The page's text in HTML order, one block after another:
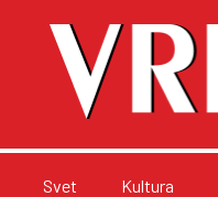
Svet Kultura